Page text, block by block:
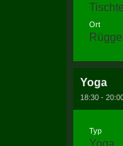
Ort
Yoga
18:30 -
Typ